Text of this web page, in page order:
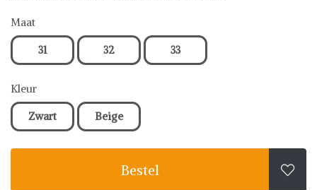
Maat
31 32 33
Kleur
Zwart Beige
Bestel 